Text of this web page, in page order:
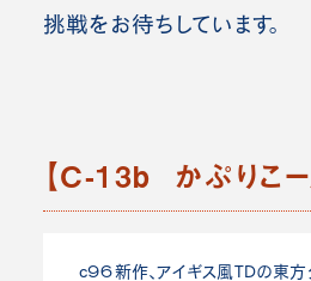
挑戦をお待ちしています。
【C-13b かぷりこー
ｃ９６新作、アイギス風TDの東